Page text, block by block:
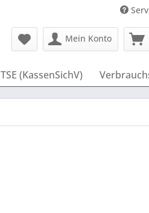
Mein Konto
TSE (KassenSichV)